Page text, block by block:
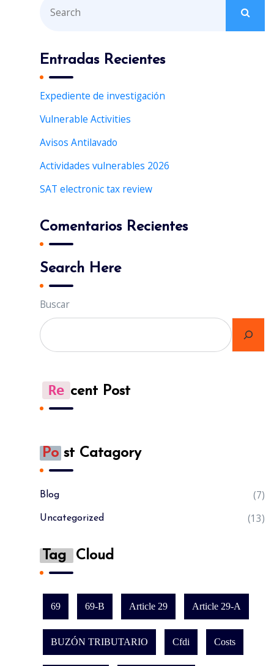
r
o
r
Entradas Recientes
Expediente de investigación
Vulnerable Activities
Avisos Antilavado
Actividades vulnerables 2026
SAT electronic tax review
Comentarios Recientes
Search Here
Buscar
Re Cent Post
Po St Catagory
Blog (7)
Uncategorized (13)
Tag Cloud
69 69-B Article 29 Article 29-A
BUZÓN TRIBUTARIO Cfdi Costs